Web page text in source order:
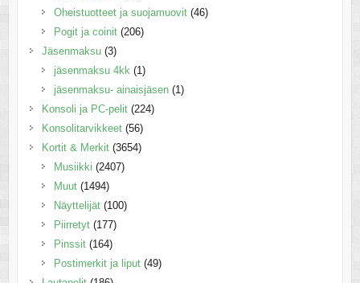
Oheistuotteet ja suojamuovit (46)
Pogit ja coinit (206)
Jäsenmaksu (3)
jäsenmaksu 4kk (1)
jäsenmaksu- ainaisjäsen (1)
Konsoli ja PC-pelit (224)
Konsolitarvikkeet (56)
Kortit & Merkit (3654)
Musiikki (2407)
Muut (1494)
Näyttelijät (100)
Piirretyt (177)
Pinssit (164)
Postimerkit ja liput (49)